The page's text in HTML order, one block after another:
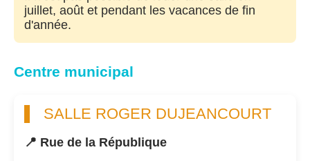
juillet, août et pendant les vacances de fin
d'année.
Centre municipal
SALLE ROGER DUJEANCOURT
📍 Rue de la République